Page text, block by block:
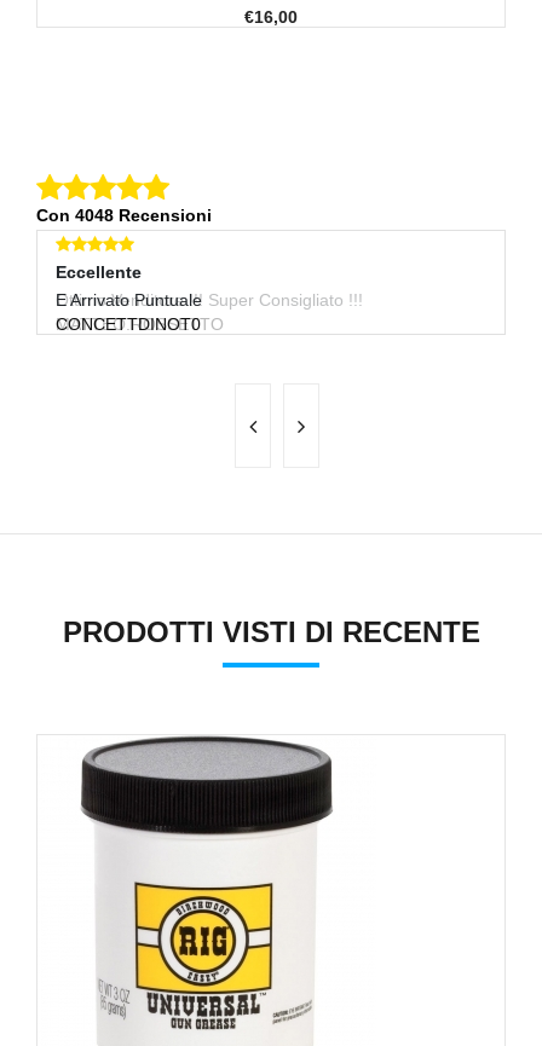
€16,00
Con 4048 Recensioni
Eccellente
Ottimo Venditore !!! Super Consigliato !!!
MATTEO.ROSSETTO
Eccellente
E Arrivato Puntuale
CONCETTDINOT0
PRODOTTI VISTI DI RECENTE